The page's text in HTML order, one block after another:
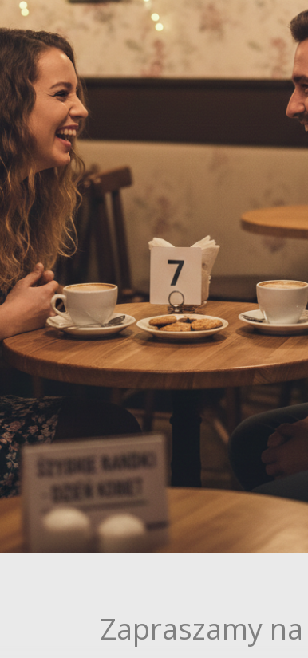
Zapraszamy na